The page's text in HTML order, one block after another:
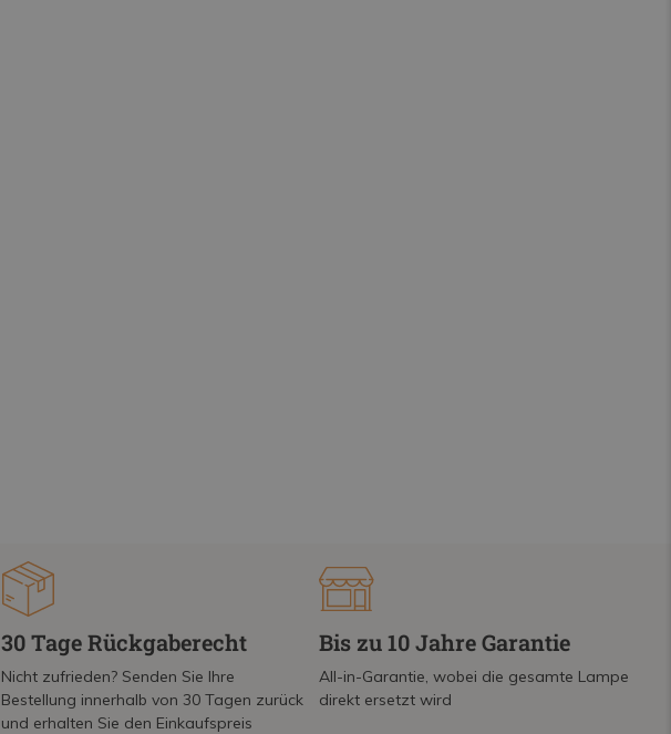
30 Tage Rückgaberecht
Nicht zufrieden? Senden Sie Ihre
Bestellung innerhalb von 30 Tagen zurück
und erhalten Sie den Einkaufspreis
Bis zu 10 Jahre Garantie
All-in-Garantie, wobei die gesamte Lampe
direkt ersetzt wird